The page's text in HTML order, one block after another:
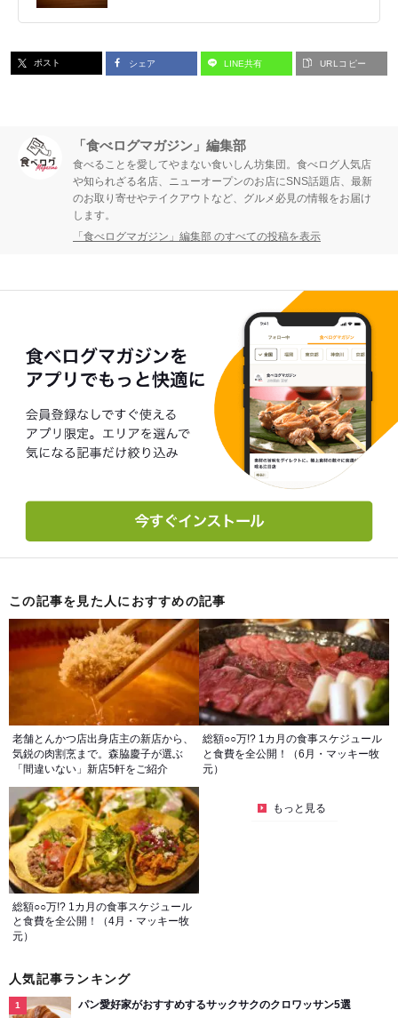
ポスト シェア LINE共有 URLコピー
「食べログマガジン」編集部
食べることを愛してやまない食いしん坊集団。食べログ人気店
や知られざる名店、ニューオープンのお店にSNS話題店、最新
のお取り寄せやテイクアウトなど、グルメ必見の情報をお届け
します。
「食べログマガジン」編集部 のすべての投稿を表示
この記事を見た人におすすめの記事
老舗とんかつ店出身店主の新店から、
気鋭の肉割烹まで。森脇慶子が選ぶ
「間違いない」新店5軒をご紹介
総額○○万!? 1カ月の食事スケジュール
と食費を全公開！（6月・マッキー牧
元）
総額○○万!? 1カ月の食事スケジュール
と食費を全公開！（4月・マッキー牧
元）
もっと見る
人気記事ランキング
パン愛好家がおすすめするサックサクのクロワッサン5選